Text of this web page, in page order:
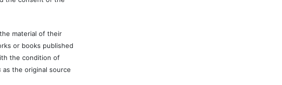
material of their
or books published
the condition of
as the original source